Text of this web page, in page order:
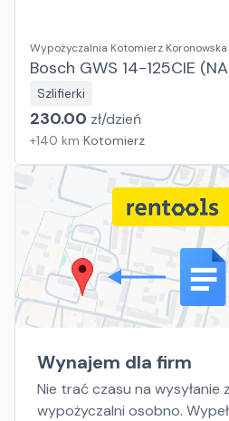
Wypożyczalnia Kotomierz Koronowska
Bosch GWS 14-125CIE
Szlifierki
230.00 zł/dzień
+140 km Kotomierz
Wynajem dla firm
Nie trać czasu na wysyłanie
wypożyczalni osobno.